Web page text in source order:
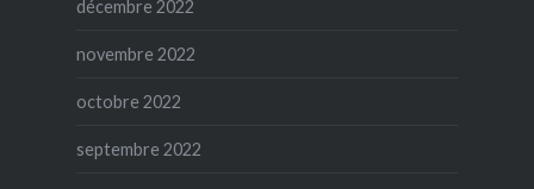
décembre 2022
novembre 2022
octobre 2022
septembre 2022